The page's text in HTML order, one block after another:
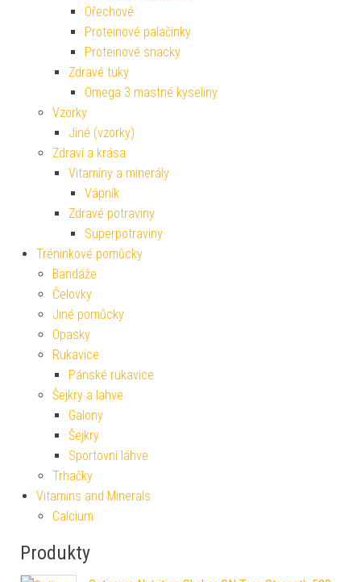
Ořechové
Proteinové palačinky
Proteinové snacky
Zdravé tuky
Omega 3 mastné kyseliny
Vzorky
Jiné (vzorky)
Zdraví a krása
Vitamíny a minerály
Vápník
Zdravé potraviny
Superpotraviny
Tréninkové pomůcky
Bandáže
Čelovky
Jiné pomůcky
Opasky
Rukavice
Pánské rukavice
Šejkry a lahve
Galony
Šejkry
Sportovní láhve
Trhačky
Vitamins and Minerals
Calcium
Produkty